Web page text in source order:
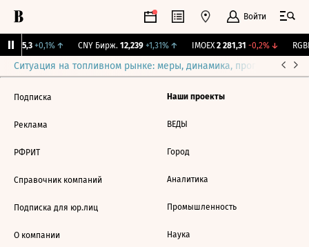
Войти
115,3 +0,1%↑ CNY Бирж. 12,239 +1,31%↑ IMOEX 2 281,31 -0,2%↓
Ситуация на топливном рынке: меры, динамика, прогнозы
Подписка
Реклама
РФРИТ
Справочник компаний
Подписка для юр.лиц
О компании
Наши проекты
ВЕДЫ
Город
Аналитика
Промышленность
Наука